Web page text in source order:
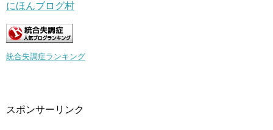
にほんブログ村
統合失調症ランキング
スポンサーリンク